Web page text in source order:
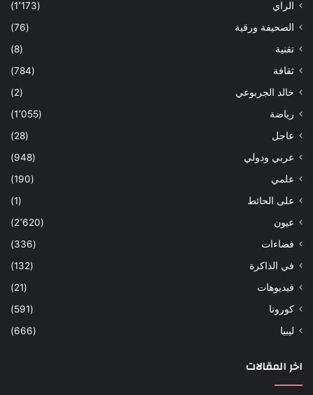
الراي
(1٬173)
الصحيفة ورقية
(76)
تقنية
(8)
ثقافة
(784)
خالد الجربوعي
(2)
رياضة
(1٬055)
عاجل
(28)
عربي ودولي
(948)
علمي
(190)
على الحائط
(1)
عيون
(2٬620)
فضاءات
(336)
في الذاكرة
(132)
فيديوهات
(21)
كورونا
(591)
ليبيا
(666)
اخر المقالات